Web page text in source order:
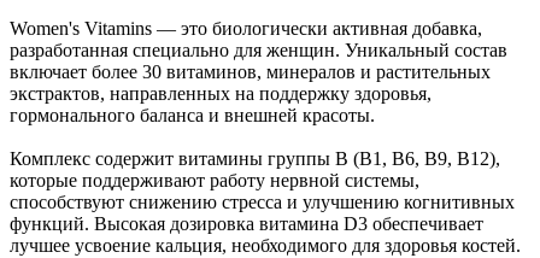
Women's Vitamins — это биологически активная добавка,
разработанная специально для женщин. Уникальный состав
включает более 30 витаминов, минералов и растительных
экстрактов, направленных на поддержку здоровья,
гормонального баланса и внешней красоты.
Комплекс содержит витамины группы B (B1, B6, В9, B12),
которые поддерживают работу нервной системы,
способствуют снижению стресса и улучшению когнитивных
функций. Высокая дозировка витамина D3 обеспечивает
лучшее усвоение кальция, необходимого для здоровья костей.